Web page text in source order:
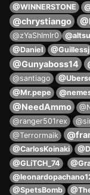
@WINNERSTONE
@chrystiango
@zYaShImIr0
@Daniel
@Guillessj
@Gunyaboss14
@santiago
@Mr.pepe
@NeedAmmo
@ranger501rex
@Terrormaik
@CarlosKoinaki
@GLiTCH_74
@SpetsBomb